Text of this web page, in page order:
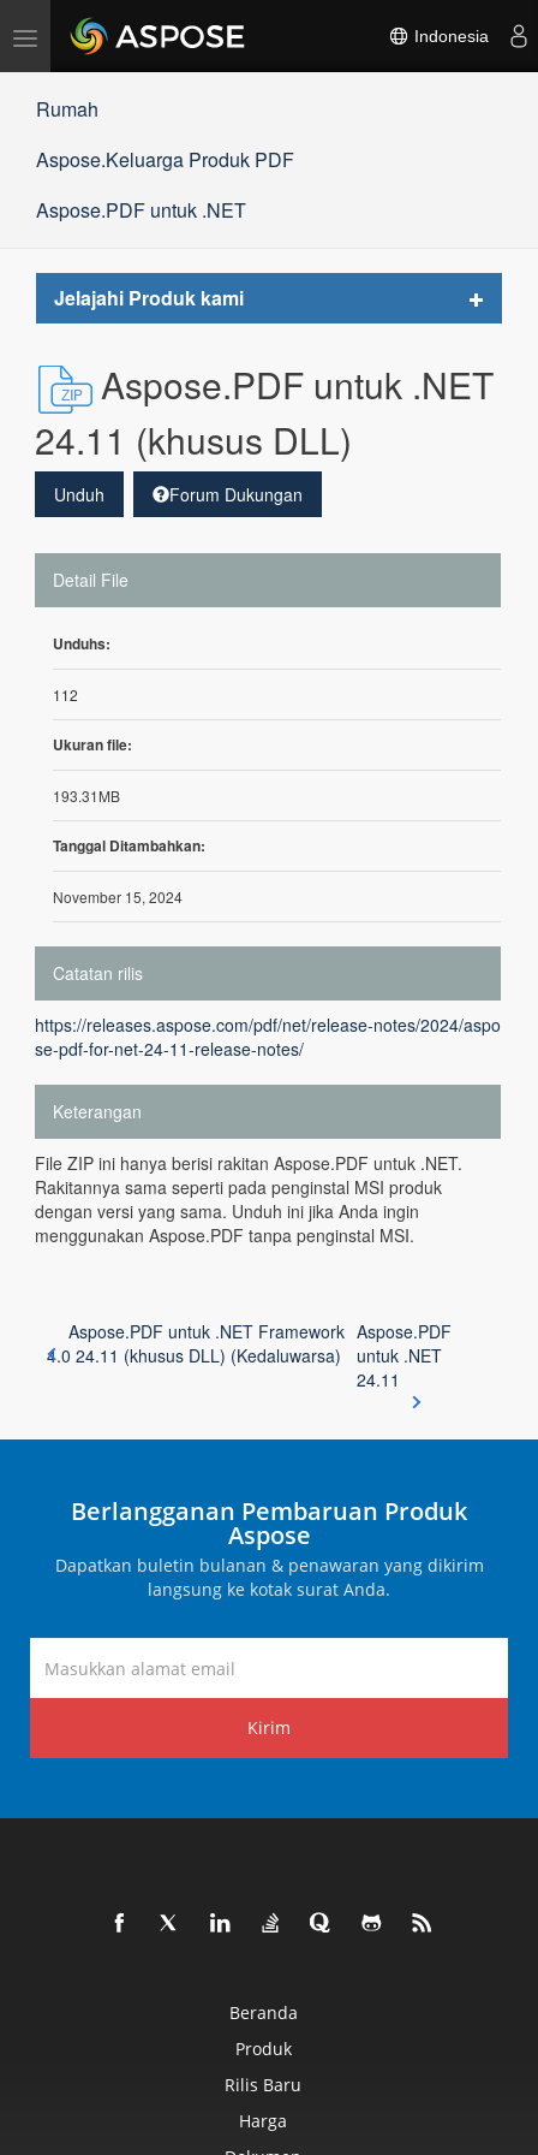
Alihkan
navigasi
Indonesia
Rumah
Aspose.Keluarga Produk PDF
Aspose.PDF untuk .NET
Jelajahi Produk kami
Toggle
Aspose.PDF untuk .NET
24.11 (khusus DLL)
Unduh Forum Dukungan
Detail File
Unduhs:
112
Ukuran file:
193.31MB
Tanggal Ditambahkan:
November 15, 2024
Catatan rilis
https://releases.aspose.com/pdf/net/release-notes/2024/aspo
se-pdf-for-net-24-11-release-notes/
Keterangan
File ZIP ini hanya berisi rakitan Aspose.PDF untuk .NET.
Rakitannya sama seperti pada penginstal MSI produk
dengan versi yang sama. Unduh ini jika Anda ingin
menggunakan Aspose.PDF tanpa penginstal MSI.
Aspose.PDF untuk .NET Framework
4.0 24.11 (khusus DLL) (Kedaluwarsa)
Aspose.PDF
untuk .NET
24.11
Berlangganan Pembaruan Produk
Aspose
Dapatkan buletin bulanan & penawaran yang dikirim
langsung ke kotak surat Anda.
Kirim
Beranda
Produk
Rilis Baru
Harga